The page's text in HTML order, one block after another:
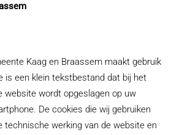
Kaag en Braassem maakt gebruik
is een klein tekstbestand dat bij het
website wordt opgeslagen op uw
De cookies die wij gebruiken
technische werking van de website en